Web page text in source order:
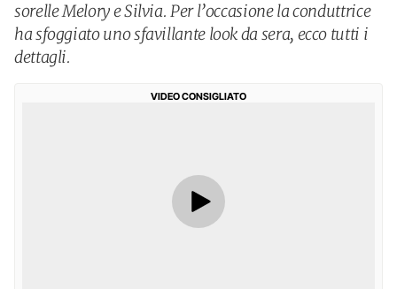
sorelle Melory e Silvia. Per l’occasione la conduttrice
ha sfoggiato uno sfavillante look da sera, ecco tutti i
dettagli.
VIDEO CONSIGLIATO